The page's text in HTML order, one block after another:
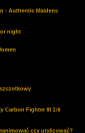
- Authentic Maidens
night
Carbon Fighter III 1:6
czy utylizować?